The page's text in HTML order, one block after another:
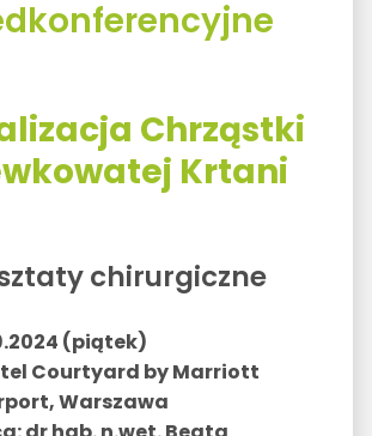
Chrząstki
Krtani
chirurgiczne
(piątek)
Courtyard by Marriott
Warszawa